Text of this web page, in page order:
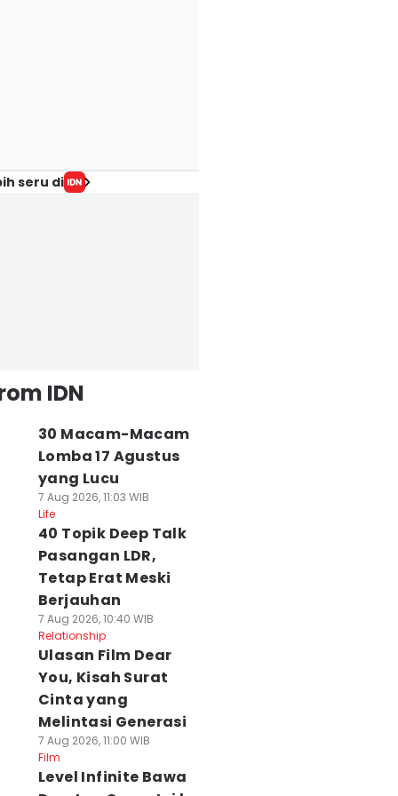
seru di
IDN
30 Macam-Macam
Lomba 17 Agustus
yang Lucu
7 Aug 2026, 11:03 WIB
Life
40 Topik Deep Talk
Pasangan LDR,
Tetap Erat Meski
Berjauhan
7 Aug 2026, 10:40 WIB
Relationship
Ulasan Film Dear
You, Kisah Surat
Cinta yang
Melintasi Generasi
7 Aug 2026, 11:00 WIB
Film
Level Infinite Bawa